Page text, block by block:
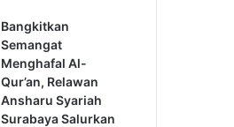
Bangkitkan
Semangat
Menghafal Al-
Qur’an, Relawan
Ansharu Syariah
Surabaya Salurkan